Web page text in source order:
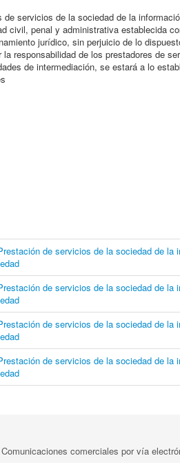
de servicios de la sociedad de la
civil, penal y administrativa establecida
jurídico, sin perjuicio de lo
la responsabilidad de los prestadores de
de intermediación, se estará a lo
de servicios de la sociedad de la
de servicios de la sociedad de la
de servicios de la sociedad de la
de servicios de la sociedad de la
comerciales por vía